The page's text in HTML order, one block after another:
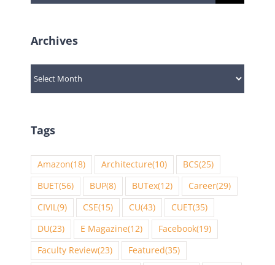
for:
Archives
Archives
Tags
Amazon(18) Architecture(10) BCS(25)
BUET(56) BUP(8) BUTex(12) Career(29)
CIVIL(9) CSE(15) CU(43) CUET(35)
DU(23) E Magazine(12) Facebook(19)
Faculty Review(23) Featured(35)